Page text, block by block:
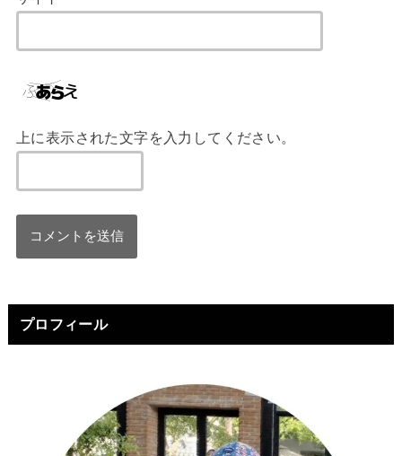
上に表示された文字を入力してください。
プロフィール